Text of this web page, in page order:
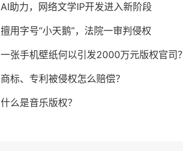
AI助力，网络文学IP开发进入新阶段
擅用字号“小天鹅”，法院一审判侵权
一张手机壁纸何以引发2000万元版权官司？
商标、专利被侵权怎么赔偿？
什么是音乐版权？